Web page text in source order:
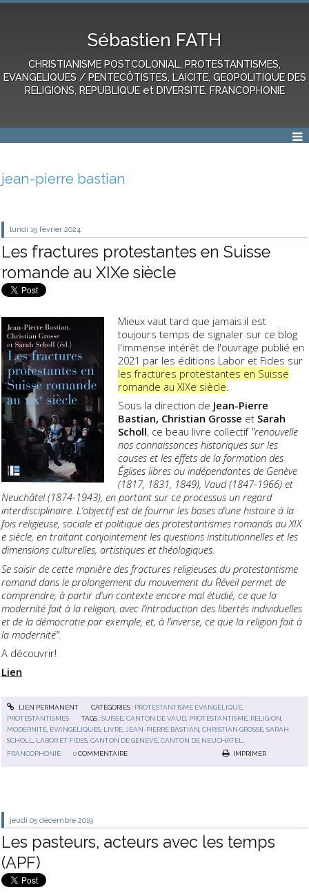
Sébastien FATH
CHRISTIANISME POSTCOLONIAL, PROTESTANTISMES,
EVANGELIQUES / PENTECÔTISTES, LAICITE, GEOPOLITIQUE DES
RELIGIONS, REPUBLIQUE et DIVERSITE, FRANCOPHONIE
jean-pierre bastian
lundi 19 février 2024
Les fractures protestantes en Suisse
romande au XIXe siècle
Mieux vaut tard que jamais:il est
toujours temps de signaler sur ce blog
l'immense intérêt de l'ouvrage publié en
2021 par les éditions Labor et Fides sur
les fractures protestantes en Suisse
romande au XIXe siècle.
Sous la direction de Jean-Pierre
Bastian, Christian Grosse et Sarah
Scholl, ce beau livre collectif"renouvelle
nos connaissances historiques sur les
causes et les effets de la formation des
Églises libres ou indépendantes de Genève
(1817, 1831, 1849), Vaud (1847-1966) et
Neuchâtel (1874-1943), en portant sur ce processus un regard
interdisciplinaire. L’objectif est de fournir les bases d’une histoire à la
fois religieuse, sociale et politique des protestantismes romands au XIX
e siècle, en traitant conjointement les questions institutionnelles et les
dimensions culturelles, artistiques et théologiques.
Se saisir de cette manière des fractures religieuses du protestantisme
romand dans le prolongement du mouvement du Réveil permet de
comprendre, à partir d’un contexte encore mal étudié, ce que la
modernité fait à la religion, avec l’introduction des libertés individuelles
et de la démocratie par exemple, et, à l’inverse, ce que la religion fait à
la modernité".
A découvrir!
Lien
LIEN PERMANENT CATÉGORIES : PROTESTANTISME ÉVANGÉLIQUE,
PROTESTANTISMES
TAGS :SUISSE,CANTON DE VAUD, PROTESTANTISME, RELIGION,
MODERNITÉ, ÉVANGÉLIQUES, LIVRE,JEAN-PIERRE BASTIAN,CHRISTIAN GROSSE,SARAH
SCHOLL, LABOR ET FIDES,CANTON DE GENÈVE,CANTON DE NEUCHATEL,
FRANCOPHONIE
0 COMMENTAIRE IMPRIMER
jeudi 05 décembre 2019
Les pasteurs, acteurs avec les temps
(APF)